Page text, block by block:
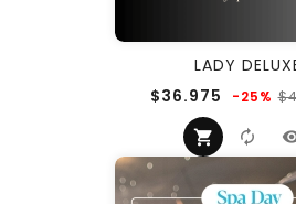
LADY
$36.975 Precio
-25%